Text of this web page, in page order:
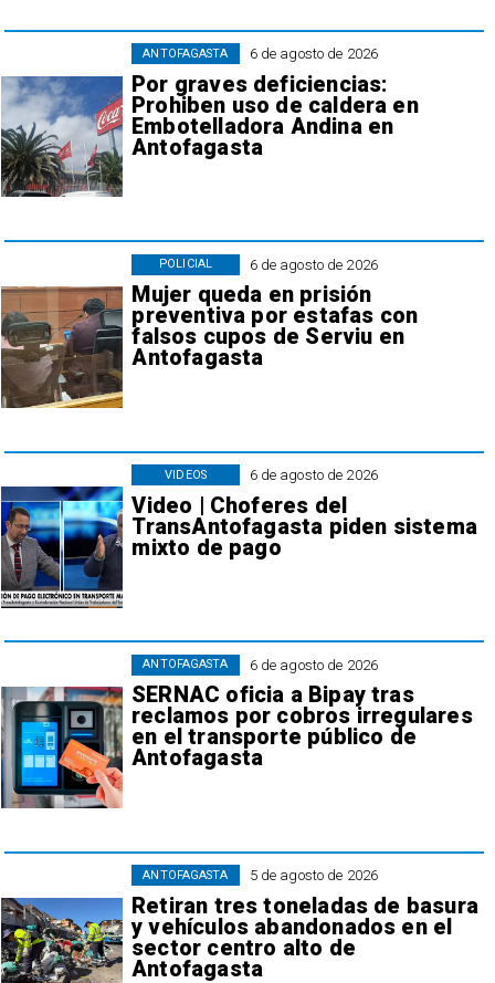
6 de agosto de 2026
Por graves deficiencias:
Prohiben uso de caldera en
Embotelladora Andina en
Antofagasta
ANTOFAGASTA
6 de agosto de 2026
Mujer queda en prisión
preventiva por estafas con
falsos cupos de Serviu en
Antofagasta
POLICIAL
6 de agosto de 2026
Video | Choferes del
TransAntofagasta piden sistema
mixto de pago
VIDEOS
6 de agosto de 2026
SERNAC oficia a Bipay tras
reclamos por cobros irregulares
en el transporte público de
Antofagasta
ANTOFAGASTA
5 de agosto de 2026
Retiran tres toneladas de basura
y vehículos abandonados en el
sector centro alto de
Antofagasta
ANTOFAGASTA